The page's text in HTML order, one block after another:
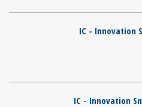
IC - Innovation
IC - Innovation